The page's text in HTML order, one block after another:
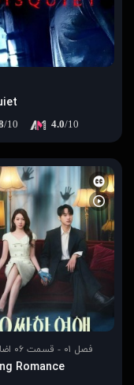
/10 4.0/10
فصل ۰۱ - قسمت ۰۶ اضافه شد
Romance